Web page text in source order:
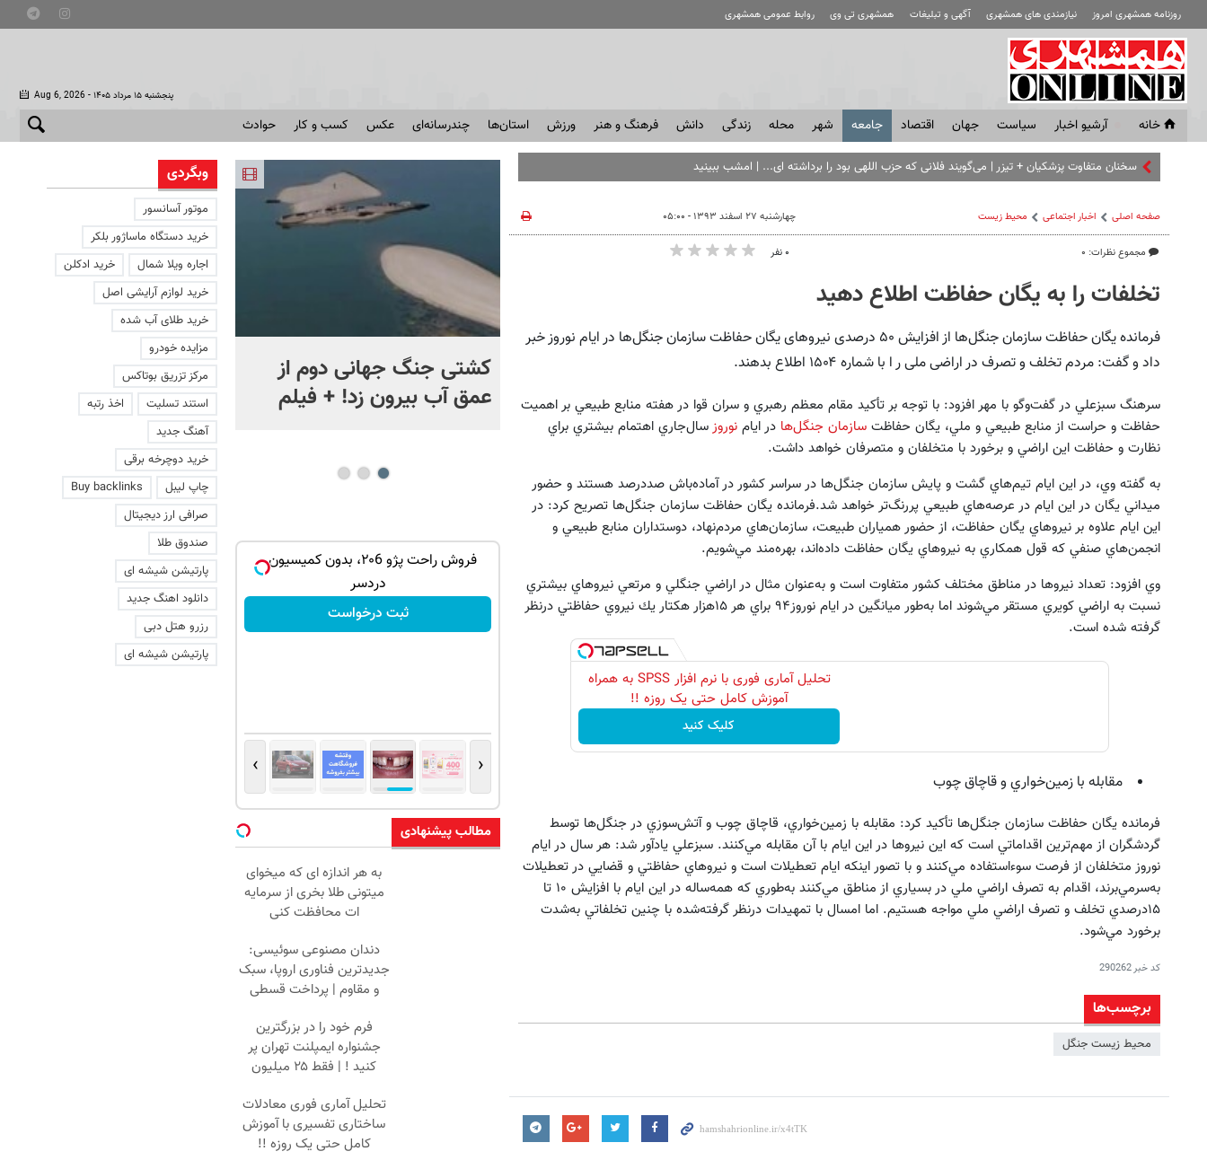
روزنامه همشهری امروز نیازمندی های همشهری آگهی و تبلیغات همشهری تی وی روابط عمومی همشهری
Aug 6, 2026 - پنجشنبه ۱۵ مرداد ۱۴۰۵
خانه آرشیو اخبار سياست جهان اقتصاد جامعه شهر محله زندگی دانش فرهنگ و هنر ورزش استان‌ها چندرسانه‌ای عکس کسب و کار حوادث
سخنان متفاوت پزشکیان + تیزر | می‌گویند فلانی که حزب اللهی بود را برداشته ای... | امشب ببینید
صفحه اصلی اخبار اجتماعی محیط زیست
مجموع نظرات: ۰
چهارشنبه ۲۷ اسفند ۱۳۹۳ - ۰۵:۰۰
۰ نفر
تخلفات را به یگان حفاظت اطلاع دهید
فرمانده یگان حفاظت سازمان جنگل‌ها از افزایش ۵۰ درصدی نیروهای یگان حفاظت سازمان جنگل‌ها در ایام نوروز خبر
داد و گفت: مردم تخلف و تصرف در اراضی ملی ر ا با شماره ۱۵۰۴ اطلاع بدهند.
سرهنگ سبزعلي در گفت‌وگو با مهر افزود: با توجه بر تأكيد مقام معظم رهبري و سران قوا در هفته منابع طبيعي بر اهميت
حفاظت و حراست از منابع طبيعي و ملي، يگان حفاظت سازمان جنگل‌ها در ايام نوروزسال‌جاري اهتمام بيشتري براي
نظارت و حفاظت اين اراضي و برخورد با متخلفان و متصرفان خواهد داشت.
به گفته وي، در اين ايام تيم‌هاي گشت و پايش سازمان جنگل‌ها در سراسر كشور در آماده‌باش صددرصد هستند و حضور
ميداني يگان در اين ايام در عرصه‌هاي طبيعي پررنگ‌تر خواهد شد.فرمانده يگان حفاظت سازمان جنگل‌ها تصريح كرد: در
اين ايام علاوه بر نيروهاي يگان حفاظت، از حضور همياران طبيعت، سازمان‌هاي مردم‌نهاد، دوستداران منابع طبيعي و
انجمن‌هاي صنفي كه قول همكاري به نيرو‌هاي يگان حفاظت داده‌اند، بهره‌مند مي‌شويم.
وي افزود: تعداد نيروها در مناطق مختلف كشور متفاوت است و به‌عنوان مثال در اراضي جنگلي و مرتعي نيروهاي بيشتري
نسبت به اراضي كويري مستقر مي‌شوند اما به‌طور ميانگين در ايام نوروز۹۴ براي هر ۱۵هزار هكتار يك نيروي حفاظتي درنظر
گرفته شده است.
تحلیل آماری فوری با نرم افزار SPSS به همراه
آموزش کامل حتی یک روزه !!
کلیک کنید
مقابله با زمين‌خواري و قاچاق چوب
فرمانده يگان حفاظت سازمان جنگل‌ها تأكيد كرد: مقابله با زمين‌خواري، قاچاق چوب و آتش‌سوزي در جنگل‌ها توسط
گردشگران از مهم‌ترين اقداماتي است كه اين نيروها در اين ايام با آن مقابله مي‌كنند. سبزعلي يادآور شد: هر سال در ايام
نوروز متخلفان از فرصت سوءاستفاده مي‌كنند و با تصور اينكه ايام تعطيلات است و نيروهاي حفاظتي و قضايي در تعطيلات
به‌سرمي‌برند، اقدام به تصرف اراضي ملي در بسياري از مناطق مي‌كنند به‌طوري كه همه‌ساله در اين ايام با افزايش ۱۰ تا
۱۵درصدي تخلف و تصرف اراضي ملي مواجه هستيم. اما امسال با تمهيدات درنظر گرفته‌شده با چنين تخلفاتي به‌شدت
برخورد مي‌شود.
کد خبر290262
برچسب‌ها
محیط زیست جنگل
کنترل اوضاع از دست ترامپ
خارج شد...
کشتی‌ جنگ جهانی دوم از
عمق آب بیرون زد! + فیلم
افشای اطلاعات برای ترور
بارون ترامپ | ماجرای قرار
عاشقانه با یک زن
پت، تشویقی، اسباب‌بازی و لوازم
بهداشتی را با تخفیف تهیه کنید
مشاهده محصولات
فرم خود را در بزرگترین جشنواره ایمپلنت
تهران پر کنید ! | فقط ۲۵ میلیون
رزرورایگان نوبت
رشد فروشگاهت از اینجا شروع می‌شه، برای
درآمد بیشتر، آماده‌ای؟
فروشنده شو
فروش راحت پژو ۲۰6، بدون کمیسیون و
دردسر
ثبت درخواست
‹
›
مطالب پیشنهادی
به هر اندازه ای که میخوای
میتونی طلا بخری از سرمایه
ات محافظت کنی
دندان مصنوعی سوئیسی:
جدیدترین فناوری اروپا، سبک
و مقاوم | پرداخت قسطی
فرم خود را در بزرگترین
جشنواره ایمپلنت تهران پر
کنید ! | فقط ۲۵ میلیون
تحلیل آماری فوری معادلات
ساختاری تفسیری با آموزش
کامل حتی یک روزه !!
وبگردی
موتور آسانسور
خرید دستگاه ماساژور بلکر
اجاره ویلا شمال
خرید ادکلن
خرید لوازم آرایشی اصل
خرید طلای آب شده
مزایده خودرو
مرکز تزریق بوتاکس
استند تسلیت
اخذ رتبه
آهنگ جدید
خرید دوچرخه برقی
چاپ لیبل
Buy backlinks
صرافی ارز دیجیتال
صندوق طلا
پارتیشن شیشه ای
دانلود اهنگ جدید
رزرو هتل دبی
پارتیشن شیشه ای